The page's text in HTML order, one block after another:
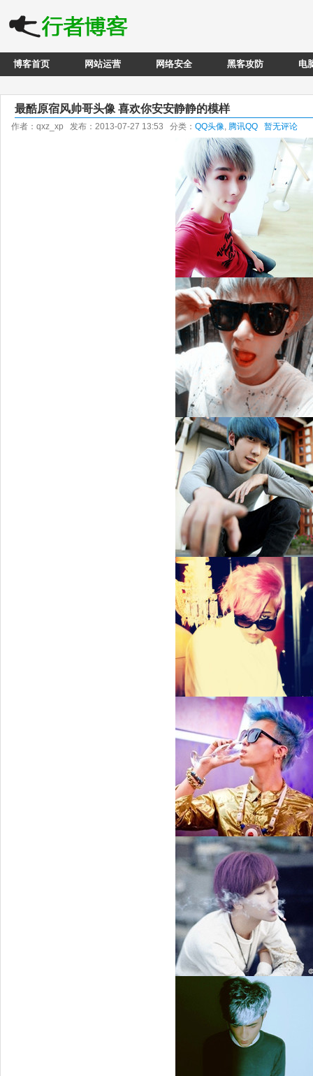
博客首页 网站运营 网络安全 黑客攻防 电
最酷原宿风帅哥头像 喜欢你安安静静的模样
作者：qxz_xp 发布：2013-07-27 13:53 分类： QQ头像, 腾讯QQ 暂无评论